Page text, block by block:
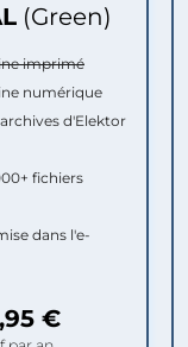
(Green)
imprimé
numérique
d'Elektor
fichiers
dans l'e-
€